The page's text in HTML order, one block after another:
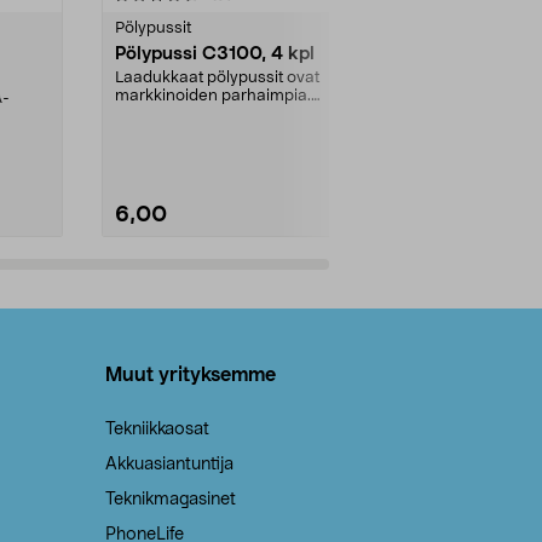
Pölypussit
Pölypussi C3100, 4 kpl
Laadukkaat pölypussit ovat
markkinoiden parhaimpia.
6,00
Muut yrityksemme
Tekniikkaosat
Akkuasiantuntija
Teknikmagasinet
PhoneLife